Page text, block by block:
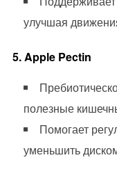
улучшая
5. Apple Pectin
полезные
Помогает
уменьшить